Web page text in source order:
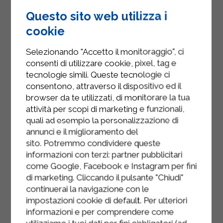
sur une épaisseur d'environ 2 mm.
Découpez des disques de 8 cm de
et garnissez chacun d'environ 20 g
de farce.
Pliez le disque en deux pour former
un croissant, pincez les bords avec
les doigts, puis scellez-les avec les
dents d'une fourchette (cette recette
permet de réaliser environ 40
raviolis). Au fur et à mesure, déposez
les raviolis sur un torchon
légèrement fariné.
Pendant ce temps, portez à
ébullition une casserole d'eau salée
Questo sito web utilizza i
cookie
Selezionando "Accetto il monitoraggio", ci
consenti di utilizzare cookie, pixel, tag e
tecnologie simili. Queste tecnologie ci
consentono, attraverso il dispositivo ed il
browser da te utilizzati, di monitorare la tua
attività per scopi di marketing e funzionali,
quali ad esempio la personalizzazione di
annunci e il miglioramento del
sito. Potremmo condividere queste
informazioni con terzi: partner pubblicitari
come Google, Facebook e Instagram per fini
di marketing. Cliccando il pulsante "Chiudi"
continuerai la navigazione con le
impostazioni cookie di default. Per ulteriori
informazioni e per comprendere come